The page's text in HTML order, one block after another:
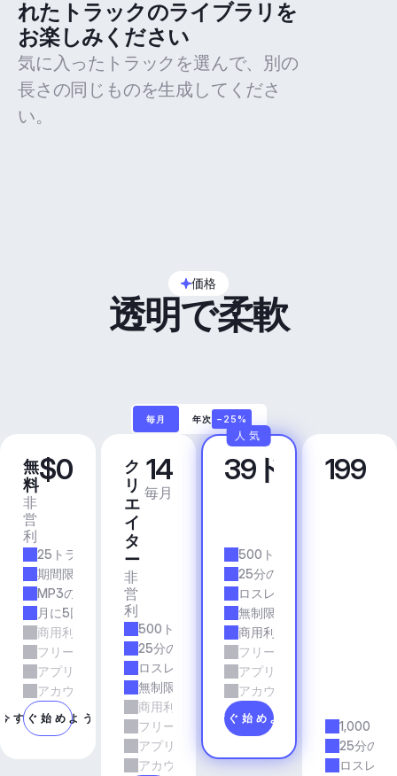
れたトラックのライブラリを
お楽しみください
気に入ったトラックを選んで、別の
長さの同じものを生成してくださ
い。
価格
透明で柔軟
毎月 年次 −25%
無
料
非
営
利
$0
25トラック/月
期間限定
MP3の品質
月に5回のダウンロード
商用利用
フリーランスとエージェンシーの仕事
アプリとサービス
アカウントマネージャーのサポート
今すぐ始めよう
ク
リ
エ
イ
タ
ー
非
営
利
14
毎月
500トラック/月
25分の所要時間
ロスレス品質
無制限のダウンロード
商用利用
フリーランスとエージェンシーの仕事
アプリとサービス
アカウントマネージャーのサポート
プ
ロ
39ドル
500トラック/月
25分の所要時間
ロスレス品質
無制限のダウンロード
商用利用
フリーランスとエージェン
アプリとサービス
アカウントマネージャーの
今すぐ始めよう
人気
ビ
ジ
199
1,000ト
25分の所
ロスレス